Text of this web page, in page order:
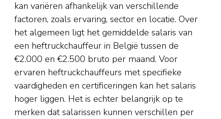
kan variëren afhankelijk van verschillende
factoren, zoals ervaring, sector en locatie. Over
het algemeen ligt het gemiddelde salaris van
een heftruckchauffeur in België tussen de
€2.000 en €2.500 bruto per maand. Voor
ervaren heftruckchauffeurs met specifieke
vaardigheden en certificeringen kan het salaris
hoger liggen. Het is echter belangrijk op te
merken dat salarissen kunnen verschillen per